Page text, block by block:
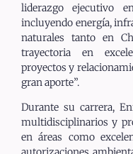
liderazgo ejecutivo
incluyendo energía,
naturales tanto en
trayectoria en
proyectos y
gran aporte”.
Durante su carrera,
multidisciplinarios y
en áreas como